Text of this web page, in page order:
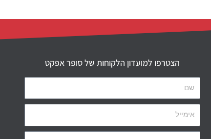
הצטרפו למועדון הלקוחות של סופר אפקט